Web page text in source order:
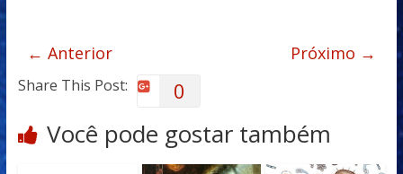
← Anterior Próximo →
Share This Post: 0
Você pode gostar também